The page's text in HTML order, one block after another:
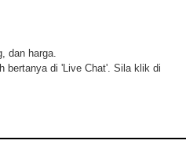
dan harga.
bertanya di 'Live Chat'. Sila klik di